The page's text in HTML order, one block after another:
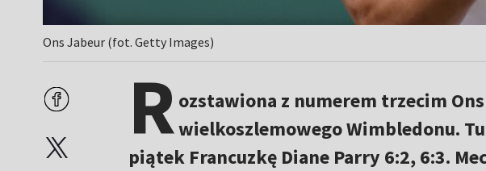
Ons Jabeur (fot. Getty Images)
Rozstawiona z numerem trzecim
wielkoszlemowego Wimbledonu.
piątek Francuzkę Diane Parry 6:2, 6:3.